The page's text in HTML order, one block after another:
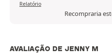
Relatório
Recompraria
AVALIAÇÃO DE JENNY M